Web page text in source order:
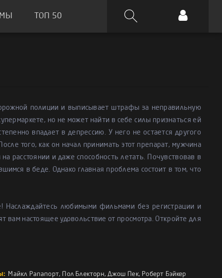
ТОП 50
полиции и выписывает штрафы за неправильную
но не может найти в себе силы признаться ей
впадает в депрессию. У него не остается другого
того, как он начал принимать этот препарат, мужчина
расстоянии и даже способность летать. Почувствовав в
в беде. Однако главная проблема состоит в том, что
Наслаждайтесь любимыми фильмами без регистрации и
вам настоящее удовольствие от просмотра. Откройте для
Майкл Рапапорт, Пол Блекторн,Джош Пек, Роберт Бэйкер